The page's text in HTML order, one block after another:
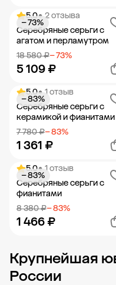
Добавить в
5.0• 2 отзыва
Серебряные серьги с
агатом и перламутром
18 580 ₽− 73%
5 109 ₽
− 73%
Добавить в
5.0• 1 отзыв
Серебряные серьги с
керамикой и фианитами
7 780 ₽− 83%
1 361 ₽
− 83%
Добавить в
5.0• 1 отзыв
Серебряные серьги с
фианитами
8 380 ₽− 83%
1 466 ₽
− 83%
Добавить в
Крупнейшая
России